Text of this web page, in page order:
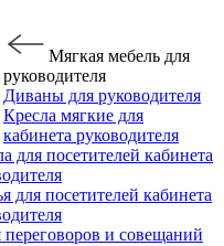
Мягкая мебель для
руководителя
Диваны для руководителя
Кресла мягкие для
кабинета руководителя
для посетителей кабинета
для посетителей кабинета
и совещаний